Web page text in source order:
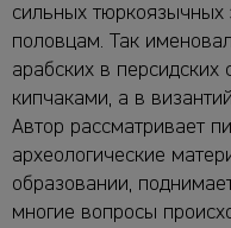
сильных тюркоязычных
половцам. Так
арабских в персидских
кипчаками, а в
Автор рассматривает
археологические
образовании,
многие вопросы